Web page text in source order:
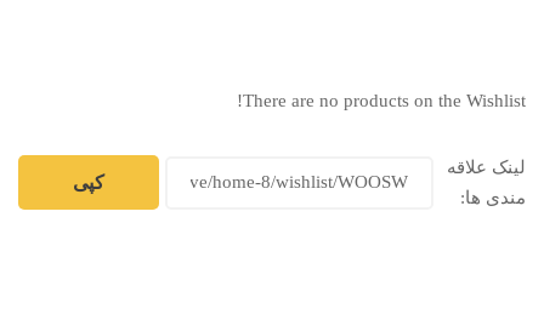
There are no products on the Wishlist!
لینک علاقه
مندی ها: